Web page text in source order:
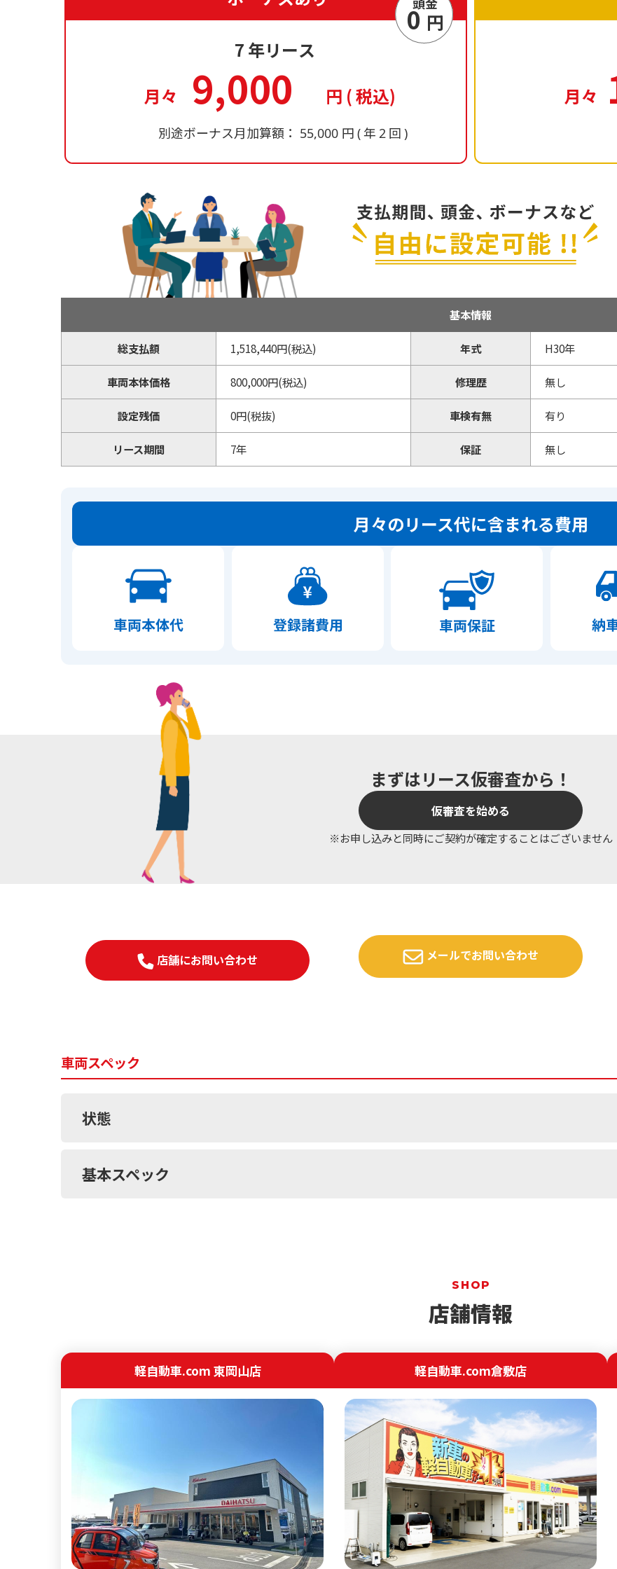
別途ボーナス月加算額： 55,000 円 (年 2 回 )
9,000 円 (税込)
月々
7年リース
0 円
月々
基本情報
総支払額 1,518,440円(税込) 年式 H30年
車両本体価格 800,000円(税込) 修理歴 無し
設定残価 0円(税抜) 車検有無 有り
リース期間 7年 保証 無し
月々のリース代に含まれる費用
まずはリース仮審査から！
仮審査を始める
※お申し込みと同時にご契約が確定することはございません
店舗にお問い合わせ メールでお問い合わせ
車両スペック
状態
基本スペック
SHOP
店舗情報
軽自動車.com 東岡山店 軽自動車.com倉敷店